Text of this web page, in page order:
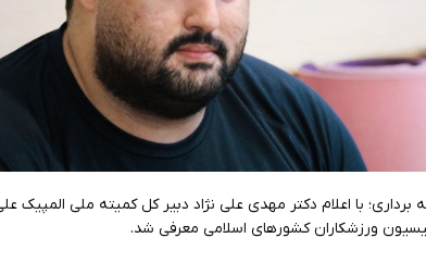
با اعلام دکتر مهدی علی نژاد دبیر کل کمیته ملی المپیک
ورزشکاران کشورهای اسلامی معرفی شد.